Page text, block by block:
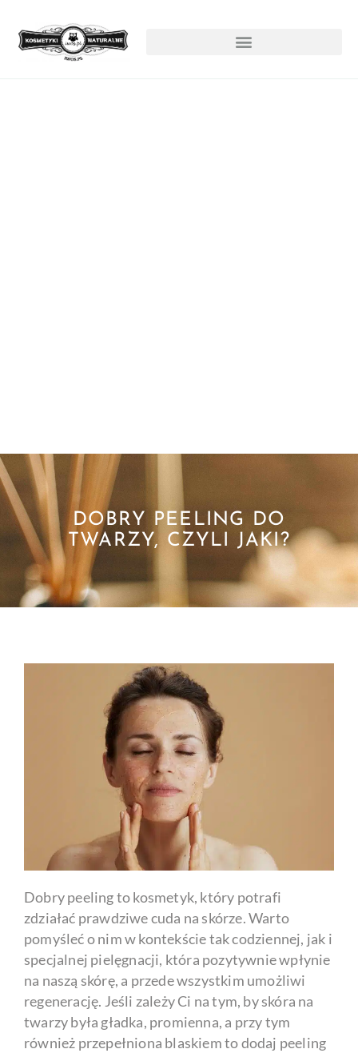
DOBRY PEELING DO
TWARZY, CZYLI JAKI?
Dobry peeling to kosmetyk, który potrafi
zdziałać prawdziwe cuda na skórze. Warto
pomyśleć o nim w kontekście tak codziennej, jak i
specjalnej pielęgnacji, która pozytywnie wpłynie
na naszą skórę, a przede wszystkim umożliwi
regenerację. Jeśli zależy Ci na tym, by skóra na
twarzy była gładka, promienna, a przy tym
również przepełniona blaskiem to dodaj peeling